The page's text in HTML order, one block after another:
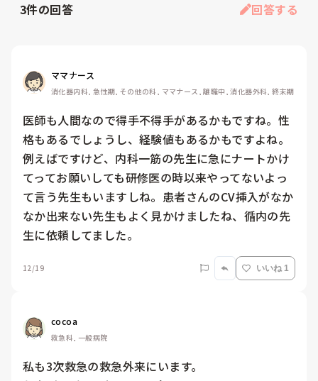
3件の回答 回答する
ママナース
消化器内科, 急性期, その他の科, ママナース, 離職中, 消化器外科, 終末期
医師も人間なので得手不得手があるかもですね。性
格もあるでしょうし、経験値もあるかもですよね。
例えばですけど、内科一筋の先生に急にナートかけ
てってお願いしても研修医の時以来やってないよっ
て言う先生もいますしね。患者さんのCV挿入がなか
なか出来ない先生もよく見かけましたね、循内の先
生に依頼してました。
12/19 いいね 1
cocoa
救急科, 一般病院
私も3次救急の救急外来にいます。